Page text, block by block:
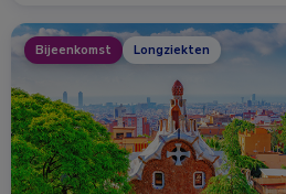
Bijeenkomst Longziekten